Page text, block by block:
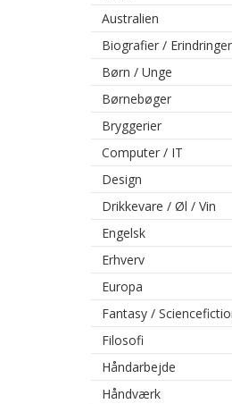
Australien
Biografier / Erindringer
Børn / Unge
Børnebøger
Bryggerier
Computer / IT
Design
Drikkevare / Øl / Vin
Engelsk
Erhverv
Europa
Fantasy /
Filosofi
Håndarbejde
Håndværk